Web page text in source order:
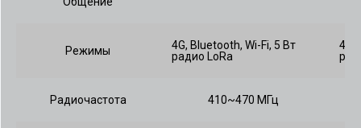
Режимы
4G, Bluetooth, Wi-Fi, 5 Вт
радио LoRa
4G,
Радиочастота 410~470 МГц